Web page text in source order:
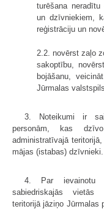
turēšana
un dzīvniekiem,
reģistrāciju un
2.2. novērst zaļo
sakoptību,
bojāšanu,
Jūrmalas
3. Noteikumi ir
personām, kas
administratīvajā
mājas (istabas) dzīvnieki.
4. Par ievainotu
sabiedriskajās vietās
teritorijā jāziņo Jūrmalas